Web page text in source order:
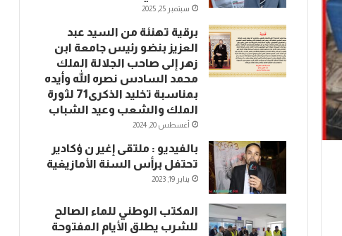
سبتمبر 25, 2025
برقية تهنئة من السيد عبد
العزيز بنضو رئيس جامعة ابن
زهر إلى صاحب الجلالة الملك
محمد السادس نصره الله وأيده
بمناسبة تخليد الذكرى71 لثورة
الملك والشعب وعيد الشباب
أغسطس 20, 2024
بالفيديو : ملتقى إغير ن ؤكادير
تحتفل برأس السنة الأمازيغية
يناير 19, 2023
المكتب الوطني للماء الصالح
للشرب يطلق الأيام المفتوحة